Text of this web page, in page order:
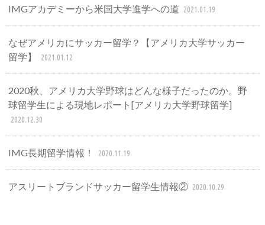
IMGアカデミーから米国大学進学への道 2021.01.19
なぜアメリカにサッカー留学？【アメリカ大学サッカー
留学】
2021.01.12
2020秋、アメリカ大学野球はどんな様子だったのか。野
球留学生による現地レポート[アメリカ大学野球留学]
2020.12.30
IMG長期留学情報！ 2020.11.19
アスリートブランドサッカー留学生情報② 2020.10.29